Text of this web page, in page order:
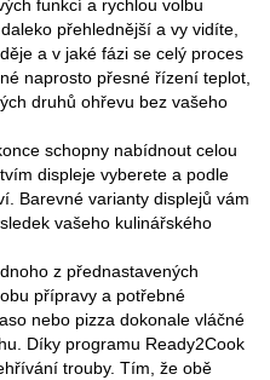
funkcí a rychlou volbu
přehlednější a vy vidíte,
a v jaké fázi se celý proces
naprosto přesné řízení teplot,
druhů ohřevu bez vašeho
schopny nabídnout celou
displeje vyberete a podle
Barevné varianty displejů vám
vašeho kulinářského
z přednastavených
přípravy a potřebné
nebo pizza dokonale vláčné
Díky programu Ready2Cook
trouby. Tím, že obě